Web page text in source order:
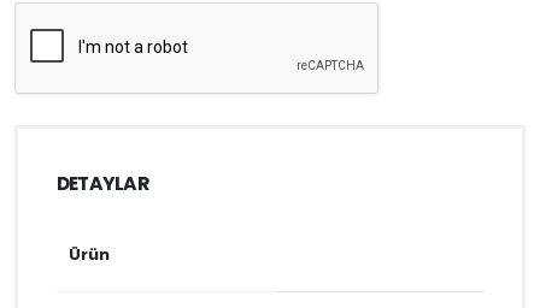
DETAYLAR
Ürün